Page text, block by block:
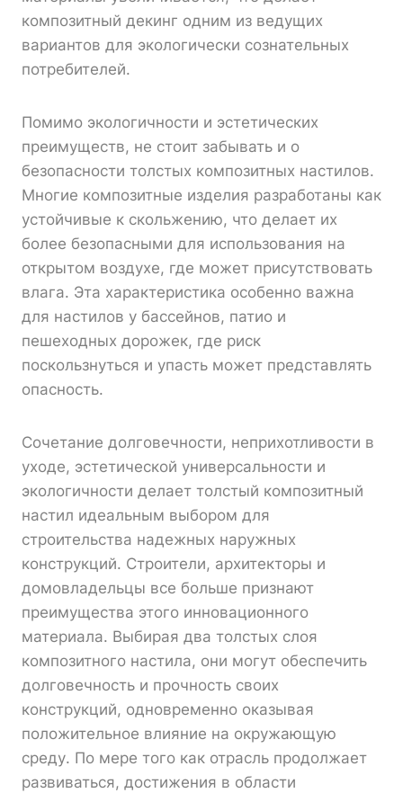
композитный декинг одним из ведущих
вариантов для экологически сознательных
потребителей.
Помимо экологичности и эстетических
преимуществ, не стоит забывать и о
безопасности толстых композитных настилов.
Многие композитные изделия разработаны как
устойчивые к скольжению, что делает их
более безопасными для использования на
открытом воздухе, где может присутствовать
влага. Эта характеристика особенно важна
для настилов у бассейнов, патио и
пешеходных дорожек, где риск
поскользнуться и упасть может представлять
опасность.
Сочетание долговечности, неприхотливости в
уходе, эстетической универсальности и
экологичности делает толстый композитный
настил идеальным выбором для
строительства надежных наружных
конструкций. Строители, архитекторы и
домовладельцы все больше признают
преимущества этого инновационного
материала. Выбирая два толстых слоя
композитного настила, они могут обеспечить
долговечность и прочность своих
конструкций, одновременно оказывая
положительное влияние на окружающую
среду. По мере того как отрасль продолжает
развиваться, достижения в области